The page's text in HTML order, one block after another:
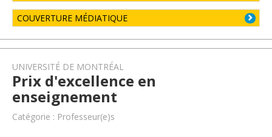
COUVERTURE MÉDIATIQUE
UNIVERSITÉ DE MONTRÉAL
Prix d'excellence en
enseignement
Catégorie : Professeur(e)s